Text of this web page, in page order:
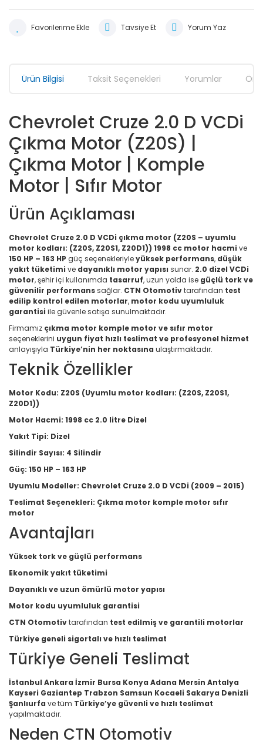
Tavsiye Et Yorum Yaz
Ürün Bilgisi Taksit Seçenekleri Yorumlar
Chevrolet Cruze 2.0 D VCDi
Çıkma Motor (Z20S) |
Çıkma Motor | Komple
Motor | Sıfır Motor
Ürün Açıklaması
Chevrolet Cruze 2.0 D VCDi çıkma motor (Z20S – uyumlu
motor kodları: (Z20S, Z20S1, Z20D1)) 1998 cc motor hacmi ve
150 HP – 163 HP güç seçenekleriyleyüksek performans, düşük
yakıt tüketimi ve dayanıklı motor yapısı sunar. 2.0 dizel VCDi
motor, şehir içi kullanımda tasarruf, uzun yolda ise güçlü tork ve
güvenilir performanssağlar. CTN Otomotivtarafından test
edilip kontrol edilen motorlar, motor kodu uyumluluk
garantisi ile güvenle satışa sunulmaktadır.
Firmamız çıkma motor komple motor ve sıfır motor
seçeneklerini uygun fiyat hızlı teslimat ve profesyonel hizmet
anlayışıyla Türkiye’nin her noktasına ulaştırmaktadır.
Teknik Özellikler
Motor Kodu: Z20S (Uyumlu motor kodları: (Z20S, Z20S1,
Z20D1))
Motor Hacmi: 1998 cc 2.0 litre Dizel
Yakıt Tipi: Dizel
Silindir Sayısı: 4 Silindir
Güç: 150 HP – 163 HP
Uyumlu Modeller: Chevrolet Cruze 2.0 D VCDi (2009 – 2015)
Teslimat Seçenekleri: Çıkma motor komple motor sıfır
motor
Avantajları
Yüksek tork ve güçlü performans
Ekonomik yakıt tüketimi
Dayanıklı ve uzun ömürlü motor yapısı
Motor kodu uyumluluk garantisi
CTN Otomotivtarafından test edilmiş ve garantili motorlar
Türkiye geneli sigortalı ve hızlı teslimat
Türkiye Geneli Teslimat
İstanbul Ankara İzmir Bursa Konya Adana Mersin Antalya
Kayseri Gaziantep Trabzon Samsun Kocaeli Sakarya Denizli
Şanlıurfa ve tüm Türkiye’ye güvenli ve hızlı teslimat
yapılmaktadır.
Neden CTN Otomotiv